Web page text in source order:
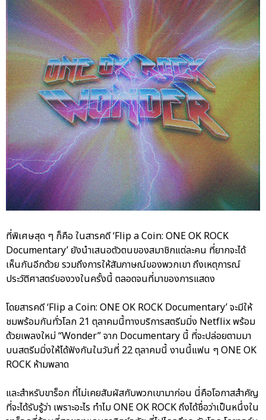
ที่พิเศษสุด ๆ ก็คือ ในสารคดี ‘Flip a Coin: ONE OK ROCK
Documentary’ ยังนำเสนอตัวตนของสมาชิกแต่ละคน ที่ยากจะได้
เห็นกันอีกด้วย รวมถึงการให้สัมภาษณ์ของพวกเขา ถึงเหตุการณ์
ประวัติศาสตร์ของวงในครั้งนี้ ตลอดจนที่มาของการแสดง
โดยสารคดี ‘Flip a Coin: ONE OK ROCK Documentary’ จะมีให้
ชมพร้อมกันทั่วโลก 21 ตุลาคมนี้ทางบริการสตรีมมิ่ง Netflix พร้อม
ด้วยเพลงใหม่ “Wonder” จาก Documentary นี้ ที่จะปล่อยตามมา
บนสตรีมมิ่งให้ได้ฟังกันในวันที่ 22 ตุลาคมนี้ งานนี้แฟน ๆ ONE OK
ROCK ห้ามพลาด
และสำหรับขาร็อก ที่ไม่เคยสัมผัสกับพวกเขามาก่อน นี่คือโอกาสสำคัญ
ที่จะได้รับรู้ว่า เพราะอะไร ทำไม ONE OK ROCK ถึงได้ชื่อว่าเป็นหนึ่งใน